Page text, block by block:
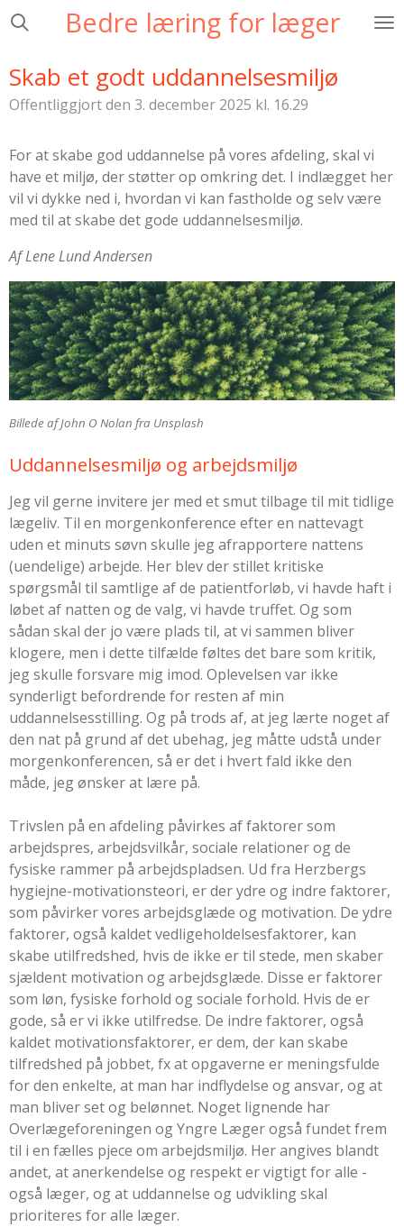
Spring
Bedre læring for læger
Skab et godt uddannelsesmiljø
Offentliggjort den 3. december 2025 kl. 16.29
For at skabe god uddannelse på vores afdeling, skal vi
have et miljø, der støtter op omkring det. I indlægget her
vil vi dykke ned i, hvordan vi kan fastholde og selv være
med til at skabe det gode uddannelsesmiljø.
Af Lene Lund Andersen
Billede af John O Nolan fra Unsplash
Uddannelsesmiljø og arbejdsmiljø
Jeg vil gerne invitere jer med et smut tilbage til mit tidlige
lægeliv. Til en morgenkonference efter en nattevagt
uden et minuts søvn skulle jeg afrapportere nattens
(uendelige) arbejde. Her blev der stillet kritiske
spørgsmål til samtlige af de patientforløb, vi havde haft i
løbet af natten og de valg, vi havde truffet. Og som
sådan skal der jo være plads til, at vi sammen bliver
klogere, men i dette tilfælde føltes det bare som kritik,
jeg skulle forsvare mig imod. Oplevelsen var ikke
synderligt befordrende for resten af min
uddannelsesstilling. Og på trods af, at jeg lærte noget af
den nat på grund af det ubehag, jeg måtte udstå under
morgenkonferencen, så er det i hvert fald ikke den
måde, jeg ønsker at lære på.
Trivslen på en afdeling påvirkes af faktorer som
arbejdspres, arbejdsvilkår, sociale relationer og de
fysiske rammer på arbejdspladsen. Ud fra Herzbergs
hygiejne-motivationsteori, er der ydre og indre faktorer,
som påvirker vores arbejdsglæde og motivation. De ydre
faktorer, også kaldet vedligeholdelsesfaktorer, kan
skabe utilfredshed, hvis de ikke er til stede, men skaber
sjældent motivation og arbejdsglæde. Disse er faktorer
som løn, fysiske forhold og sociale forhold. Hvis de er
gode, så er vi ikke utilfredse. De indre faktorer, også
kaldet motivationsfaktorer, er dem, der kan skabe
tilfredshed på jobbet, fx at opgaverne er meningsfulde
for den enkelte, at man har indflydelse og ansvar, og at
man bliver set og belønnet. Noget lignende har
Overlægeforeningen og Yngre Læger også fundet frem
til i en fælles pjece om arbejdsmiljø. Her angives blandt
andet, atanerkendelse og respekt er vigtigt for alle -
også læger, og at uddannelse og udvikling skal
prioriteres for alle læger.